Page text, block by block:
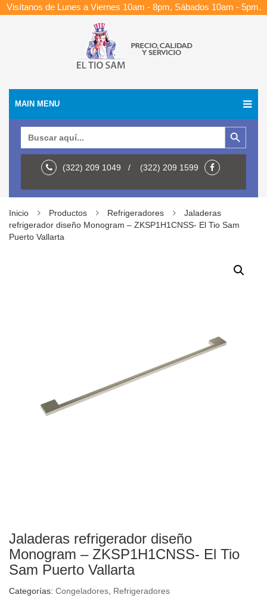
Visítanos de Lunes a Viernes 10am - 8pm, Sábados 10am - 5pm.
MAIN MENU
Botón de búsqueda
(322) 209 1049 / (322) 209 1599
Inicio Productos Refrigeradores
Jaladeras
refrigerador diseño Monogram – ZKSP1H1CNSS- El Tio Sam
Puerto Vallarta
Jaladeras refrigerador diseño
Monogram – ZKSP1H1CNSS- El Tio
Sam Puerto Vallarta
Categorías: Congeladores Refrigeradores